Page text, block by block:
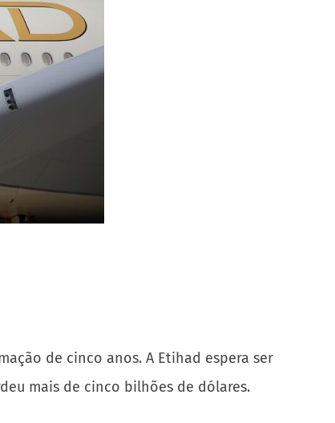
de cinco anos. A Etihad espera ser
mais de cinco bilhões de dólares.